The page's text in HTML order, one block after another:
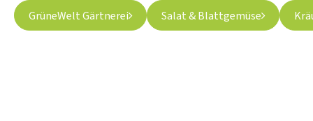
GrüneWelt Gärtnerei Salat & Blattgemüse